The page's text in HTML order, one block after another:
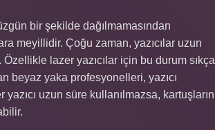
bir şekilde dağılmamasından
meyillidir. Çoğu zaman, yazıcılar uzun
lazer yazıcılar için bu durum sıkça
beyaz yaka profesyonelleri, yazıcı
uzun süre kullanılmazsa, kartuşların